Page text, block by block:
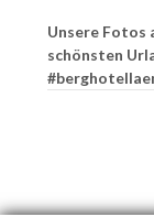
Unsere Fotos
schönsten